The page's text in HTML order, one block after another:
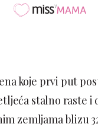
koje prvi put
stalno raste i
zemljama blizu